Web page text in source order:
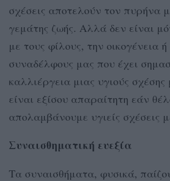
σχέσεις αποτελούν τον πυρήνα
γεμάτης ζωής. Αλλά δεν είναι
με τους φίλους, την οικογένεια ή
συναδέλφους μας που έχει
καλλιέργεια μιας υγιούς
είναι εξίσου απαραίτητη εάν
απολαμβάνουμε υγιείς σχέσεις
Συναισθηματική ευεξία
Τα συναισθήματα, φυσικά,